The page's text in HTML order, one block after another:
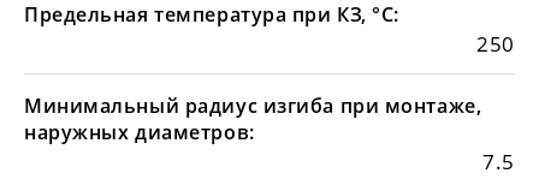
Предельная температура при КЗ, °С:
250
Минимальный радиус изгиба при монтаже,
наружных диаметров:
7.5